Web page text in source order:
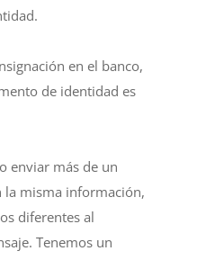
en el banco,
de identidad es
enviar más de un
la misma información,
diferentes al
Tenemos un